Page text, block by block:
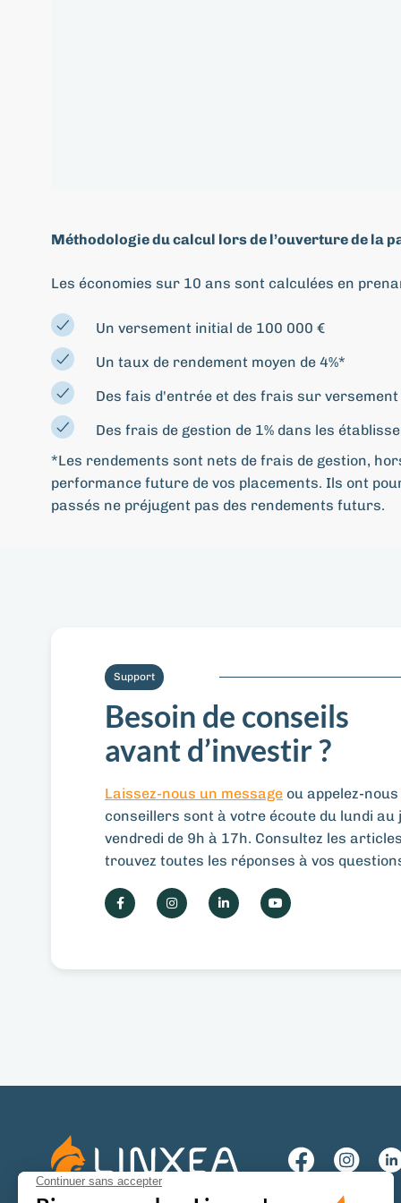
Méthodologie du calcul lors de l’ouverture de la
Les économies sur 10 ans sont calculées en
Un versement initial de 100 000 €
Un taux de rendement moyen de 4%*
Des fais d'entrée et des frais sur
Des frais de gestion de 1% dans les
*Les rendements sont nets de frais de gestion,
performance future de vos placements. Ils ont
passés ne préjugent pas des rendements futurs.
Support
Besoin de conseils
avant d’investir ?
Laissez-nous un message ou appelez-
conseillers sont à votre écoute du lundi au
vendredi de 9h à 17h. Consultez les
trouvez toutes les réponses à vos